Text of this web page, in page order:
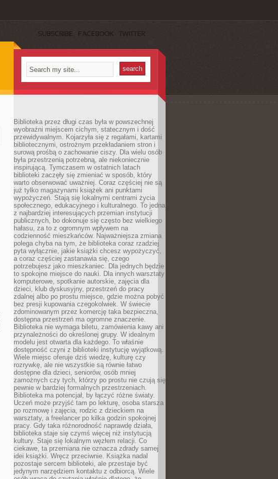
SUBSCRIBE FACEBOOK TWITTER
Biblioteka przez długi czas była w powszechnej
wyobraźni miejscem cichym, statecznym i dość
przewidywalnym. Kojarzyła się z regałami, kartami
bibliotecznymi, ostrożnym przekładaniem stron i
surową prośbą o zachowanie ciszy. Dla wielu osób
była przestrzenią potrzebną, ale niekoniecznie
inspirującą. Tymczasem w ostatnich latach
biblioteki zaczęły się zmieniać w sposób, który
warto obserwować uważniej. Coraz częściej nie są
już tylko magazynami książek ani punktami
wypożyczeń. Stają się lokalnymi centrami życia
społecznego, edukacyjnego i kulturalnego. To jedna
z najbardziej interesujących przemian instytucji
publicznych, bo dokonuje się często bez wielkiego
hałasu, za to z ogromnym wpływem na
codzienność mieszkańców. Najważniejsza zmiana
polega chyba na tym, że biblioteka coraz rzadziej
pyta wyłącznie, jakie książki chcesz wypożyczyć,
a coraz częściej zastanawia się, czego
potrzebujesz jako mieszkaniec. Dla jednych będzie
to spokojne miejsce do nauki. Dla innych warsztaty
komputerowe, spotkanie autorskie, zajęcia dla
dzieci, klub dyskusyjny, przestrzeń do pracy
zdalnej albo po prostu miejsce, gdzie można pobyć
bez presji kupowania czegokolwiek. W świecie
zdominowanym przez komercję taka bezpieczna,
dostępna przestrzeń ma ogromne znaczenie.
Biblioteka nie wymaga biletu, zamówienia kawy ani
przynależności do określonej grupy. W idealnym
modelu jest otwarta dla każdego. To właśnie
dostępność czyni z biblioteki instytucję wyjątkową.
Wiele miejsc oferuje dziś wiedzę, kulturę czy
rozrywkę, ale nie wszystkie są równie łatwo
dostępne dla dzieci, seniorów, osób mniej
zamożnych czy tych, którzy po prostu nie czują się
pewnie w bardziej formalnych przestrzeniach.
Biblioteka ma potencjał, by łączyć różne światy.
Uczeń może przyjść tam po lekturę, osoba starsza
po rozmowę i zajęcia, rodzic z dzieckiem na
warsztaty, a freelancer po kilka godzin spokojnej
pracy. Gdy taka różnorodność naprawdę działa,
biblioteka staje się czymś więcej niż instytucją
kultury. Staje się lokalnym węzłem relacji. Co
ciekawe, ta przemiana nie oznacza zdrady samej
idei książki. Wręcz przeciwnie. Książka nadal
pozostaje sercem biblioteki, ale przestaje być
jedynym narzędziem kontaktu z odbiorcą. Wiele